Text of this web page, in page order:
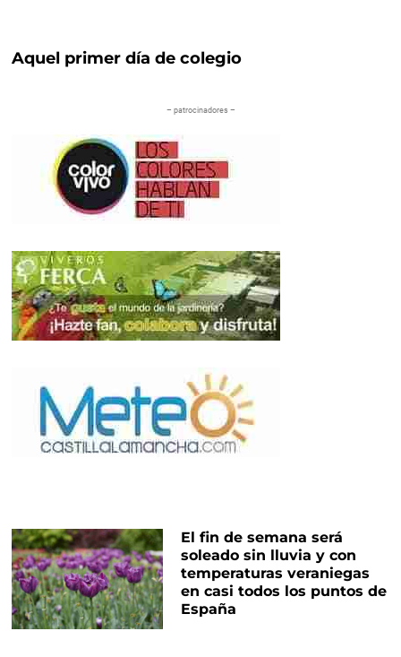
Aquel primer día de colegio
– patrocinadores –
El fin de semana será
soleado sin lluvia y con
temperaturas veraniegas
en casi todos los puntos de
España